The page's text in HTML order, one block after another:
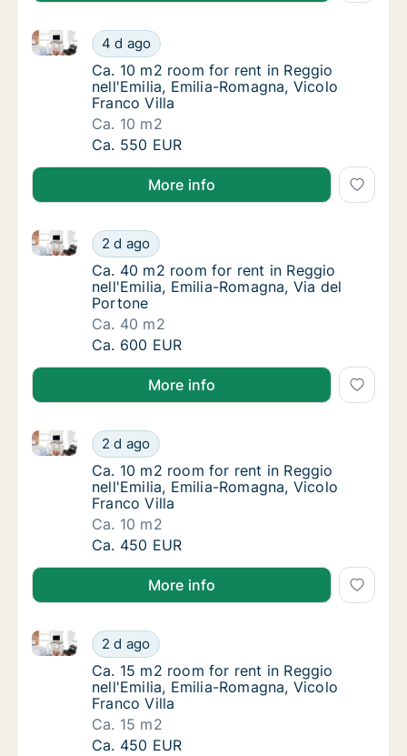
Ca. 10 m2 room for rent in Reggio
4 d ago
Ca. 10 m2 room for rent in Reggio nell'Emilia,
Ca. 10 m2 room for rent in Reggio
Ca. 10 m2 room for rent in Reggio
nell'Emilia, Emilia-Romagna, Vicolo
Franco Villa
Ca. 10 m2
Ca. 10 m2 room for rent in Reggio
Ca. 550 EUR
More info
Ca. 40 m2 room for rent in Reggio
2 d ago
Ca. 40 m2 room for rent in Reggio nell'Emilia,
Ca. 40 m2 room for rent in Reggio
Ca. 40 m2 room for rent in Reggio
nell'Emilia, Emilia-Romagna, Via del
Portone
Ca. 40 m2
Ca. 40 m2 room for rent in Reggio
Ca. 600 EUR
More info
Ca. 10 m2 room for rent in Reggio
2 d ago
Ca. 10 m2 room for rent in Reggio nell'Emilia,
Ca. 10 m2 room for rent in Reggio
Ca. 10 m2 room for rent in Reggio
nell'Emilia, Emilia-Romagna, Vicolo
Franco Villa
Ca. 10 m2
Ca. 10 m2 room for rent in Reggio
Ca. 450 EUR
More info
Ca. 15 m2 room for rent in Reggio
2 d ago
Ca. 15 m2 room for rent in Reggio nell'Emilia,
Ca. 15 m2 room for rent in Reggio
Ca. 15 m2 room for rent in Reggio
nell'Emilia, Emilia-Romagna, Vicolo
Franco Villa
Ca. 15 m2
Ca. 15 m2 room for rent in Reggio
Ca. 450 EUR